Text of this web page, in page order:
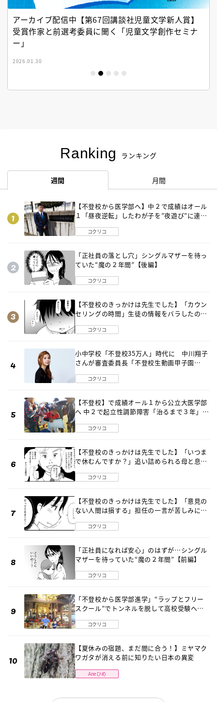
アーカイブ配信中【第67回講談社児童文学新人賞】
受賞作家と前選考委員に聞く「児童文学創作セミナ
ー」
2026.01.30
Ranking ランキング
週間 月間
【不登校から医学部へ】中２で成績はオール
１「昼夜逆転」したわが子を”夜遊び”に連れ
コクリコ
「正社員の落とし穴」シングルマザーを待っ
ていた“魔の２年間”【後編】
コクリコ
【不登校のきっかけは先生でした】「カウン
セリングの時間」生徒の情報をバラしたの
コクリコ
小中学校「不登校35万人」時代に 中川翔子
さんが審査委員長「不登校生動画甲子園
コクリコ
【不登校】で成績オール１から公立大医学部
へ 中２で起立性調節障害「治るまで３年」の
コクリコ
【不登校のきっかけは先生でした】「いつま
で休むんですか？」追い詰められる母と息子
コクリコ
【不登校のきっかけは先生でした】「意見の
ない人間は損する」担任の一言が苦しみに…
コクリコ
「正社員になれば安心」のはずが…シングル
マザーを待っていた“魔の２年間”【前編】
コクリコ
「不登校から医学部進学」“ラップとフリー
スクール”でトンネルを脱して高校受験へ
コクリコ
【夏休みの宿題、まだ間に合う！】ミヤマク
ワガタが消える前に知りたい日本の異変
Aneひめ